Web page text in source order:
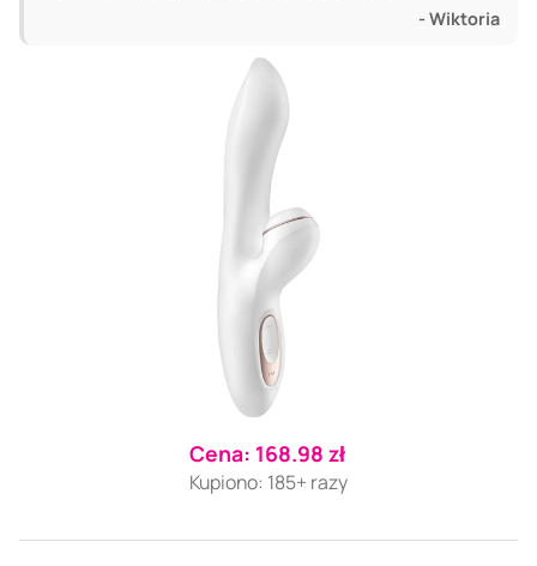
- Wiktoria
Cena: 168.98 zł
Kupiono: 185+ razy